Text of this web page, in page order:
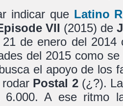
indicar que Latino
VII (2015) de
de enero del 2014
del 2015 como
el apoyo de los
Postal 2(¿?). La
A ese ritmo